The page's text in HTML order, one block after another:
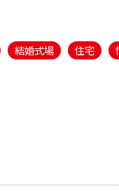
結婚式場 住宅